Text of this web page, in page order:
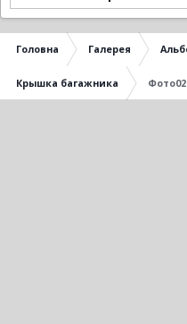
Головна Галерея
Крышка багажника